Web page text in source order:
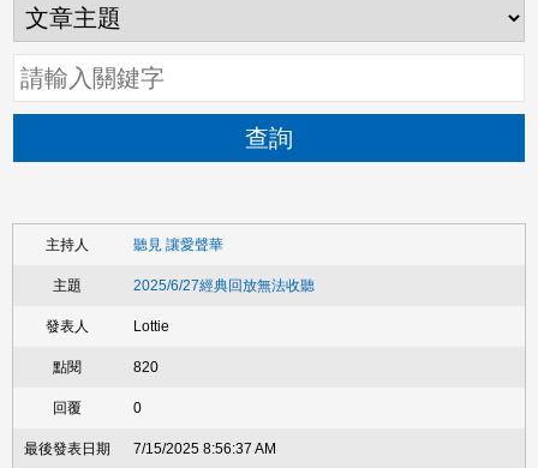
查詢
聽見 讓愛聲華
2025/6/27經典回放無法收聽
Lottie
820
0
7/15/2025 8:56:37 AM